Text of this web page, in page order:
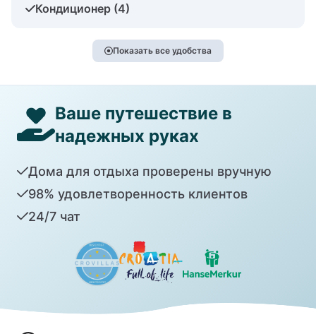
Кондиционер (4)
Показать все удобства
Ваше путешествие в
надежных руках
Дома для отдыха проверены вручную
98% удовлетворенность клиентов
24/7 чат